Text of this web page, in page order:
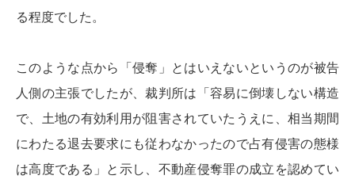
る程度でした。
このような点から「侵奪」とはいえないというのが被告
人側の主張でしたが、裁判所は「容易に倒壊しない構造
で、土地の有効利用が阻害されていたうえに、相当期間
にわたる退去要求にも従わなかったので占有侵害の態様
は高度である」と示し、不動産侵奪罪の成立を認めてい